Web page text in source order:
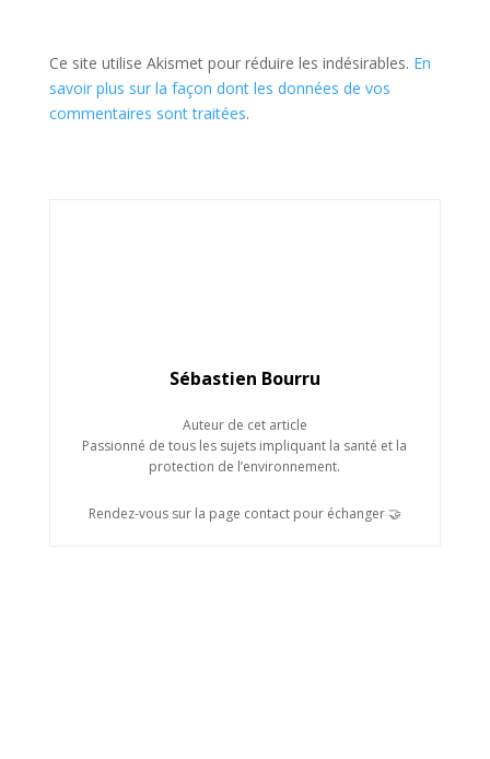
Ce site utilise Akismet pour réduire les indésirables. En
savoir plus sur la façon dont les données de vos
commentaires sont traitées.
Sébastien Bourru
Auteur de cet article
Passionné de tous les sujets impliquant la santé et la
protection de l’environnement.
Rendez-vous sur la page contact pour échanger 🤝